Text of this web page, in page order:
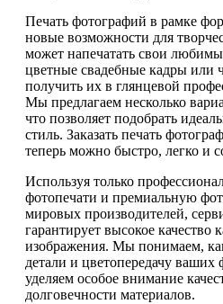
Печать фотографий в рамке
новые возможности для
может напечатать свои
цветные свадебные кадры или
получить их в глянцевой
Мы предлагаем несколько
что позволяет подобрать
стиль. Заказать печать
теперь можно быстро, легко и
Используя только
фотопечати и премиальную
мировых производителей,
гарантирует высокое качество
изображения. Мы понимаем,
детали и цветопередачу
уделяем особое внимание
долговечности материалов.